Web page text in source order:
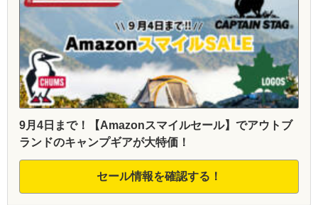
9月4日まで！【Amazonスマイルセール】でアウトブ
ランドのキャンプギアが大特価！
セール情報を確認する！